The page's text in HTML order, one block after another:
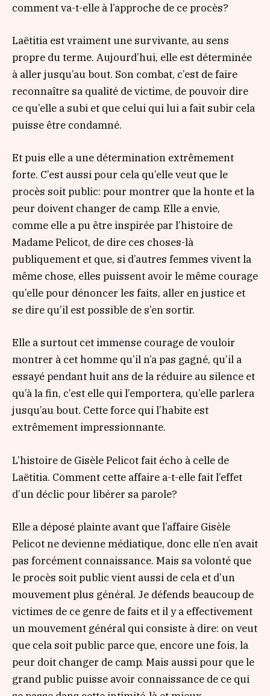
comment va-t-elle à l’approche de ce procès?
Laëtitia est vraiment une survivante, au sens
propre du terme. Aujourd’hui, elle est déterminée
à aller jusqu’au bout. Son combat, c’est de faire
reconnaître sa qualité de victime, de pouvoir dire
ce qu’elle a subi et que celui qui lui a fait subir cela
puisse être condamné.
Et puis elle a une détermination extrêmement
forte. C’est aussi pour cela qu’elle veut que le
procès soit public: pour montrer que la honte et la
peur doivent changer de camp. Elle a envie,
comme elle a pu être inspirée par l’histoire de
Madame Pelicot, de dire ces choses-là
publiquement et que, si d’autres femmes vivent la
même chose, elles puissent avoir le même courage
qu’elle pour dénoncer les faits, aller en justice et
se dire qu’il est possible de s’en sortir.
Elle a surtout cet immense courage de vouloir
montrer à cet homme qu’il n’a pas gagné, qu’il a
essayé pendant huit ans de la réduire au silence et
qu’à la fin, c’est elle qui l’emportera, qu’elle parlera
jusqu’au bout. Cette force qui l’habite est
extrêmement impressionnante.
L’histoire de Gisèle Pelicot fait écho à celle de
Laëtitia. Comment cette affaire a-t-elle fait l’effet
d’un déclic pour libérer sa parole?
Elle a déposé plainte avant que l’affaire Gisèle
Pelicot ne devienne médiatique, donc elle n’en avait
pas forcément connaissance. Mais sa volonté que
le procès soit public vient aussi de cela et d’un
mouvement plus général. Je défends beaucoup de
victimes de ce genre de faits et il y a effectivement
un mouvement général qui consiste à dire: on veut
que cela soit public parce que, encore une fois, la
peur doit changer de camp. Mais aussi pour que le
grand public puisse avoir connaissance de ce qui